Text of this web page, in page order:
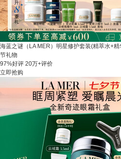
海蓝之谜（LA MER）明星修护套装(精萃水+
节礼物
97%好评 20万+评价
立即抢购